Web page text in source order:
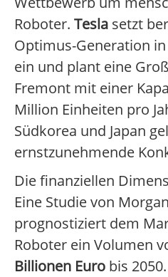
Roboter. Tesla setzt
Optimus-Generation
ein und plant eine
Fremont mit einer
Million Einheiten pro
Südkorea und Japan
ernstzunehmende
Die finanziellen
Eine Studie von
prognostiziert dem
Roboter ein Volumen
Billionen Euro bis